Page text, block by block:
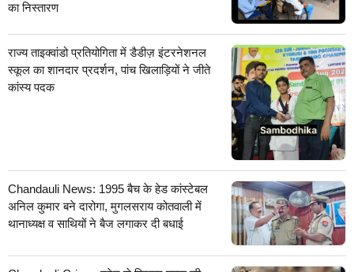
का निस्तारण
राज्य ताइक्वांडो प्रतियोगिता में डैडीज़ इंटरनेशनल
स्कूल का शानदार प्रदर्शन, पांच खिलाड़ियों ने जीते
कांस्य पदक
Chandauli News: 1995 बैच के हेड कांस्टेबल
अनिल कुमार बने दारोगा, मुगलसराय कोतवाली में
थानाध्यक्ष व साथियों ने बैज लगाकर दी बधाई